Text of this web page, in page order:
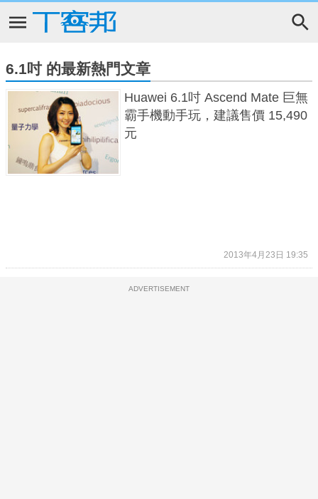
6.1吋 的最新熱門文章
Huawei 6.1吋 Ascend Mate 巨無
霸手機動手玩，建議售價 15,490
元
2013年4月23日 19:35
ADVERTISEMENT